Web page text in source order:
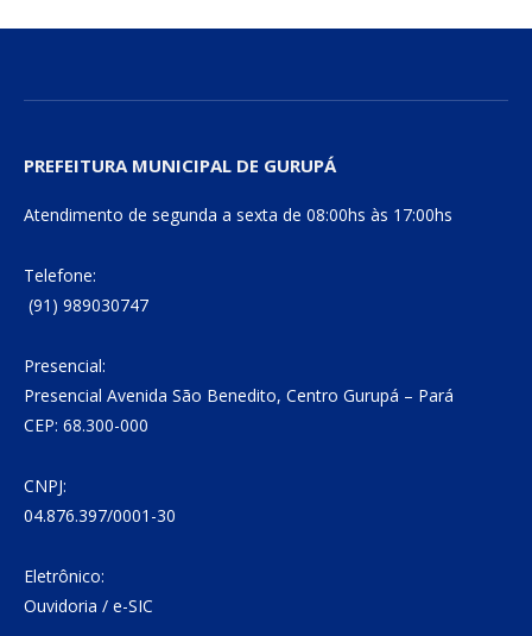
PREFEITURA MUNICIPAL DE GURUPÁ
Atendimento de segunda a sexta de 08:00hs às 17:00hs
Telefone:
(91) 989030747
Presencial:
Presencial Avenida São Benedito, Centro Gurupá – Pará
CEP: 68.300-000
CNPJ:
04.876.397/0001-30
Eletrônico:
Ouvidoria / e-SIC